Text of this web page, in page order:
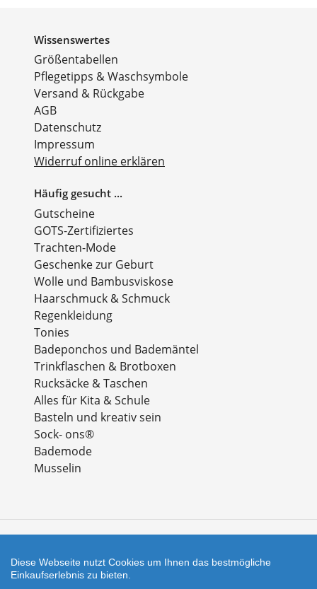
Wissenswertes
Größentabellen
Pflegetipps & Waschsymbole
Versand & Rückgabe
AGB
Datenschutz
Impressum
Widerruf online erklären
Häufig gesucht ...
Gutscheine
GOTS-Zertifiziertes
Trachten-Mode
Geschenke zur Geburt
Wolle und Bambusviskose
Haarschmuck & Schmuck
Regenkleidung
Tonies
Badeponchos und Bademäntel
Trinkflaschen & Brotboxen
Rucksäcke & Taschen
Alles für Kita & Schule
Basteln und kreativ sein
Sock- ons®
Bademode
Musselin
Diese Webseite nutzt Cookies um Ihnen das bestmögliche
Einkaufserlebnis zu bieten.